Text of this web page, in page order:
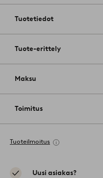
Tuotetiedot
Tuote-erittely
Maksu
Toimitus
Tuoteilmoitus
Uusi asiakas?